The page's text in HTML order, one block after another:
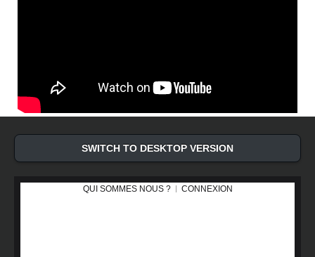
SWITCH TO DESKTOP VERSION
QUI SOMMES NOUS ? CONNEXION